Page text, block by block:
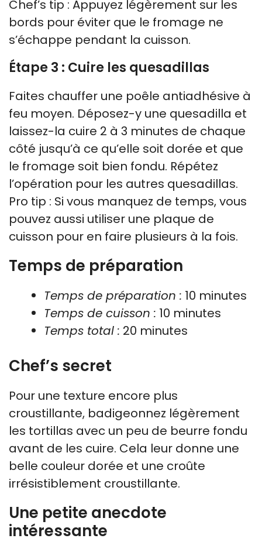
Chef’s tip : Appuyez légèrement sur les
bords pour éviter que le fromage ne
s’échappe pendant la cuisson.
Étape 3 : Cuire les quesadillas
Faites chauffer une poêle antiadhésive à
feu moyen. Déposez-y une quesadilla et
laissez-la cuire 2 à 3 minutes de chaque
côté jusqu’à ce qu’elle soit dorée et que
le fromage soit bien fondu. Répétez
l’opération pour les autres quesadillas.
Pro tip : Si vous manquez de temps, vous
pouvez aussi utiliser une plaque de
cuisson pour en faire plusieurs à la fois.
Temps de préparation
Temps de préparation : 10 minutes
Temps de cuisson : 10 minutes
Temps total : 20 minutes
Chef’s secret
Pour une texture encore plus
croustillante, badigeonnez légèrement
les tortillas avec un peu de beurre fondu
avant de les cuire. Cela leur donne une
belle couleur dorée et une croûte
irrésistiblement croustillante.
Une petite anecdote
intéressante